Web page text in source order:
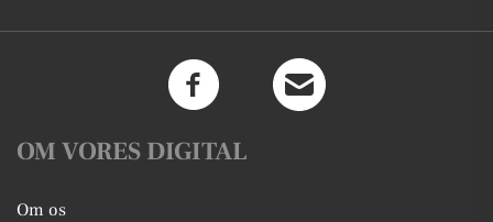
OM VORES DIGITAL
Om os